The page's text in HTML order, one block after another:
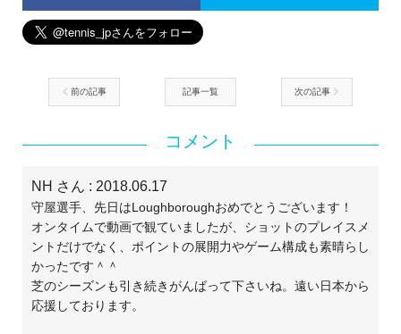
前の記事 記事一覧 次の記事
コメント
NH さん : 2018.06.17
守屋選手、先日はLoughboroughおめでとうございます！
オンタイムで動画で観ていましたが、ショットのプレイスメ
ントだけでなく、ポイントの展開力やゲーム構成も素晴らし
かったです＾＾
芝のシーズンも引き続きがんばって下さいね。遠い日本から
応援しております。